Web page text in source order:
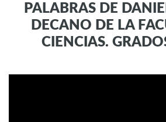
PALABRAS DE
DECANO DE LA
CIENCIAS.